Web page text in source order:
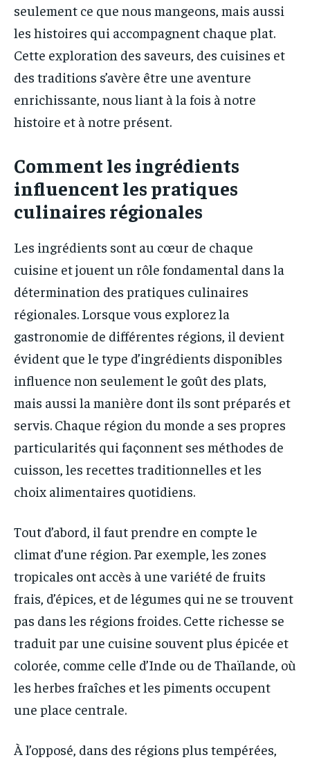
seulement ce que nous mangeons, mais aussi
les histoires qui accompagnent chaque plat.
Cette exploration des saveurs, des cuisines et
des traditions s’avère être une aventure
enrichissante, nous liant à la fois à notre
histoire et à notre présent.
Comment les ingrédients
influencent les pratiques
culinaires régionales
Les ingrédients sont au cœur de chaque
cuisine et jouent un rôle fondamental dans la
détermination des pratiques culinaires
régionales. Lorsque vous explorez la
gastronomie de différentes régions, il devient
évident que le type d’ingrédients disponibles
influence non seulement le goût des plats,
mais aussi la manière dont ils sont préparés et
servis. Chaque région du monde a ses propres
particularités qui façonnent ses méthodes de
cuisson, les recettes traditionnelles et les
choix alimentaires quotidiens.
Tout d’abord, il faut prendre en compte le
climat d’une région. Par exemple, les zones
tropicales ont accès à une variété de fruits
frais, d’épices, et de légumes qui ne se trouvent
pas dans les régions froides. Cette richesse se
traduit par une cuisine souvent plus épicée et
colorée, comme celle d’Inde ou de Thaïlande, où
les herbes fraîches et les piments occupent
une place centrale.
À l’opposé, dans des régions plus tempérées,